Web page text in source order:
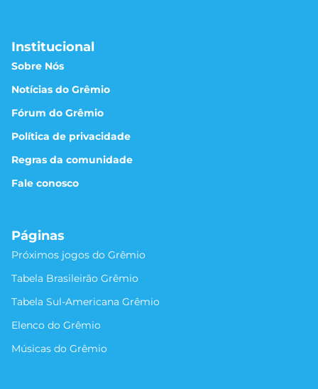
Institucional
Sobre Nós
Notícias do Grêmio
Fórum do Grêmio
Política de privacidade
Regras da comunidade
Fale conosco
Páginas
Próximos jogos do Grêmio
Tabela Brasileirão Grêmio
Tabela Sul-Americana Grêmio
Elenco do Grêmio
Músicas do Grêmio